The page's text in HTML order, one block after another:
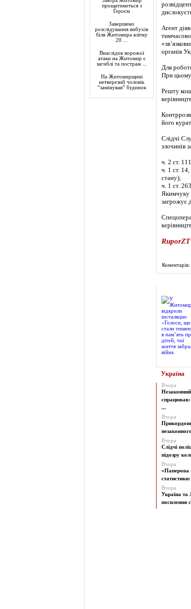
прощатиметься з
Героєм
Завершено
розслідування вибухів
біля Житомира влітку
20 ...
Внаслідок ворожої
атаки на Житомир є
загиблі та постраж ...
На Житомирщині
нетверезий чоловік
“замінував” будинок
Агент
органів
Для
При цьому
Решту
його
Слідчі
злочинів
ч. 2 ст.
ч. 1 ст.
стану);
ч. 1 ст.
Якимчуку
загрожує
RuporZT
Коментарів:
Україна
Вчора
спрацював:
...
Вчора
Вчора
Слідчі
підозру
Вчора
«Паперова
Вчора
Україна та
посилення